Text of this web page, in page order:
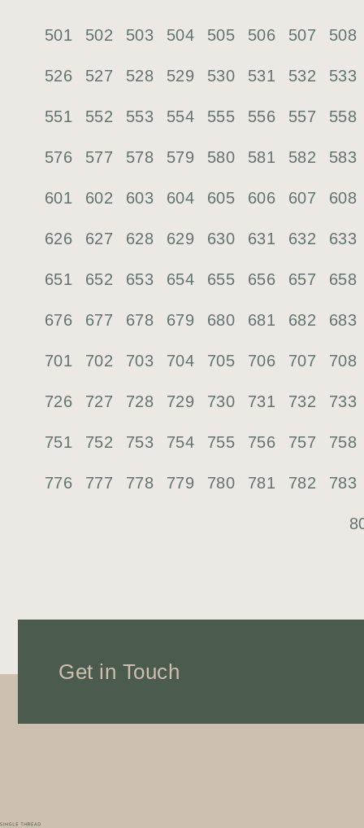
501 502 503 504 505 506 507 508
526 527 528 529 530 531 532 533
551 552 553 554 555 556 557 558
576 577 578 579 580 581 582 583
601 602 603 604 605 606 607 608
626 627 628 629 630 631 632 633
651 652 653 654 655 656 657 658
676 677 678 679 680 681 682 683
701 702 703 704 705 706 707 708
726 727 728 729 730 731 732 733
751 752 753 754 755 756 757 758
776 777 778 779 780 781 782 783
Get in Touch